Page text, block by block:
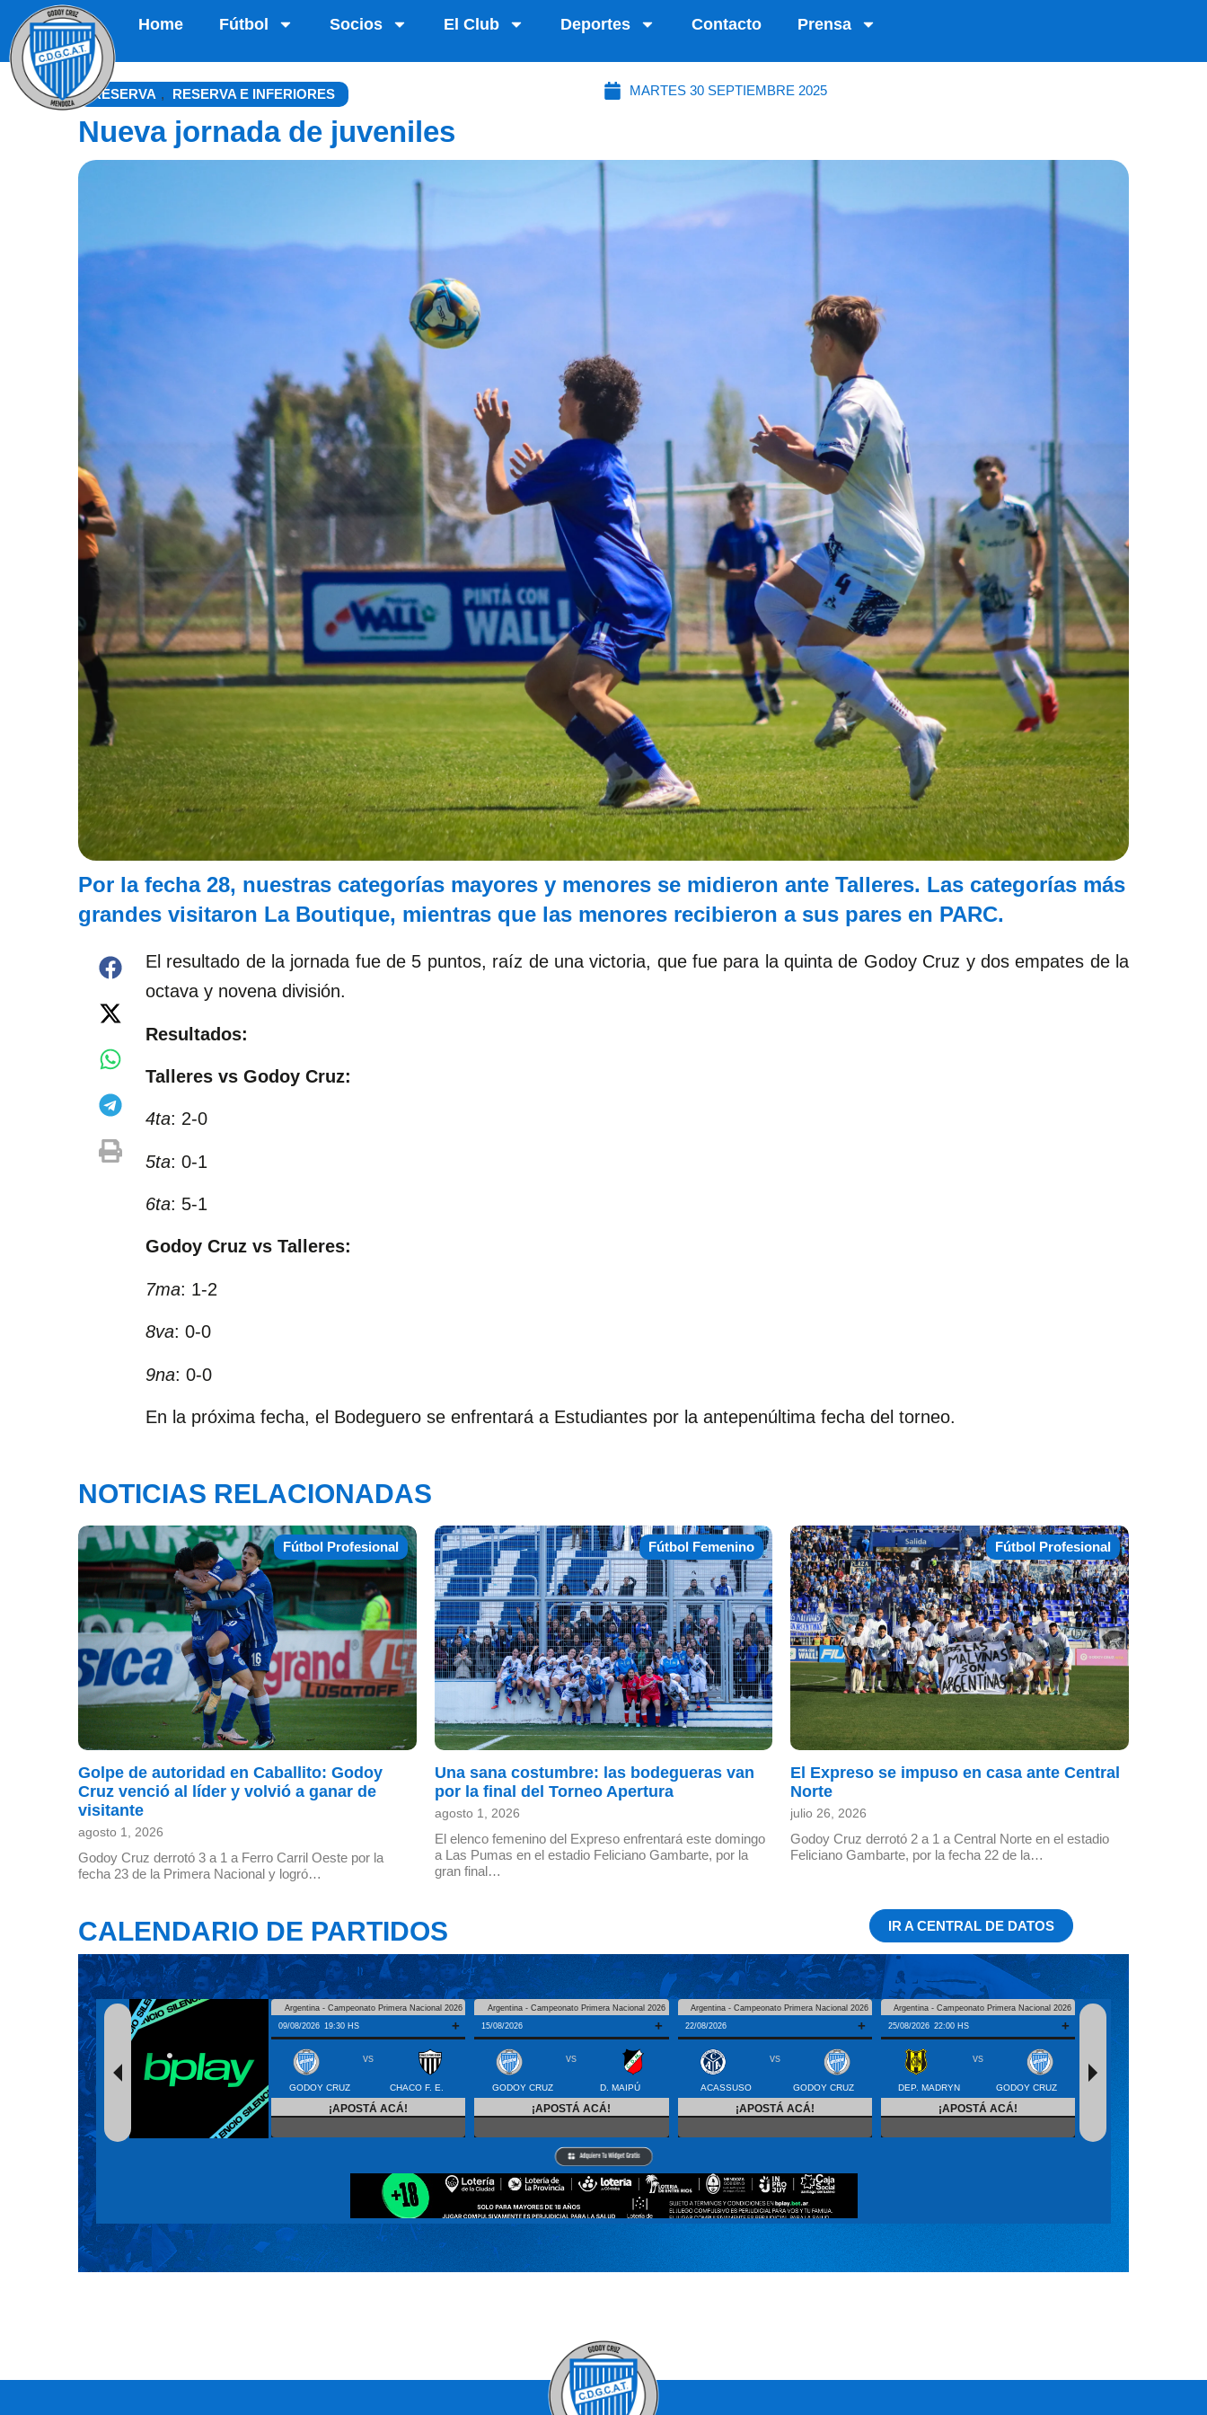
Home Fútbol Socios El Club Deportes Contacto Prensa
RESERVA , RESERVA E INFERIORES MARTES 30 SEPTIEMBRE 2025
Nueva jornada de juveniles
Por la fecha 28, nuestras categorías mayores y menores se midieron ante Talleres. Las categorías más
grandes visitaron La Boutique, mientras que las menores recibieron a sus pares en PARC.
El resultado de la jornada fue de 5 puntos, raíz de una victoria, que fue para la quinta de Godoy Cruz y dos empates de la
octava y novena división.
Resultados:
Talleres vs Godoy Cruz:
4ta: 2-0
5ta: 0-1
6ta: 5-1
Godoy Cruz vs Talleres:
7ma: 1-2
8va: 0-0
9na: 0-0
En la próxima fecha, el Bodeguero se enfrentará a Estudiantes por la antepenúltima fecha del torneo.
NOTICIAS RELACIONADAS
Fútbol Profesional
Golpe de autoridad en Caballito: Godoy
Cruz venció al líder y volvió a ganar de
visitante
agosto 1, 2026
Godoy Cruz derrotó 3 a 1 a Ferro Carril Oeste por la
fecha 23 de la Primera Nacional y logró…
Fútbol Femenino
Una sana costumbre: las bodegueras van
por la final del Torneo Apertura
agosto 1, 2026
El elenco femenino del Expreso enfrentará este domingo
a Las Pumas en el estadio Feliciano Gambarte, por la
gran final…
Fútbol Profesional
El Expreso se impuso en casa ante Central
Norte
julio 26, 2026
Godoy Cruz derrotó 2 a 1 a Central Norte en el estadio
Feliciano Gambarte, por la fecha 22 de la…
CALENDARIO DE PARTIDOS IR A CENTRAL DE DATOS